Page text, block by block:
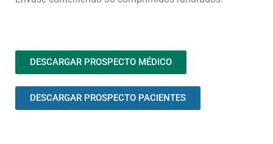
DESCARGAR PROSPECTO MÉDICO
DESCARGAR PROSPECTO PACIENTES